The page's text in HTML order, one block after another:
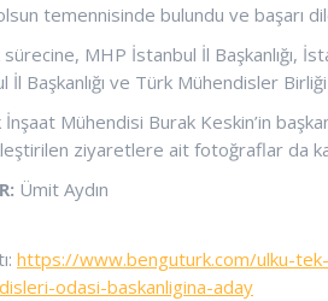
olsun temennisinde bulundu ve başarı
sürecine, MHP İstanbul İl Başkanlığı,
İl Başkanlığı ve Türk Mühendisler
Mühendisi Burak Keskin’in
ziyaretlere ait fotoğraflar da
Ümit Aydın
https://www.benguturk.com/ulku-
odasi-baskanligina-aday